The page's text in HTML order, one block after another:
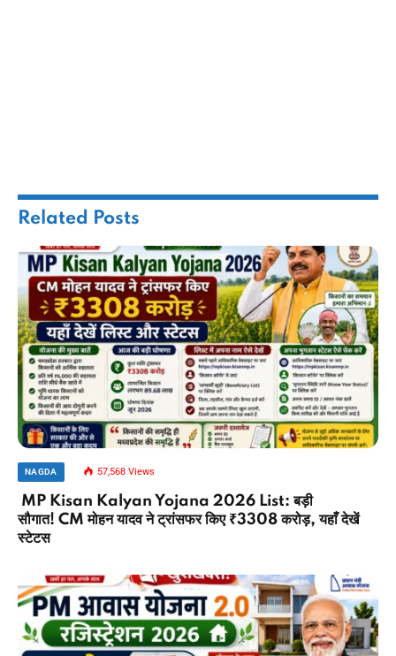
Related Posts
NAGDA 57,568 Views
MP Kisan Kalyan Yojana 2026 List: बड़ी
सौगात! CM मोहन यादव ने ट्रांसफर किए ₹3308 करोड़, यहाँ देखें
स्टेटस